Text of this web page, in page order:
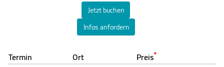
Jetzt buchen
Infos anfordern
Termin Ort Preis*